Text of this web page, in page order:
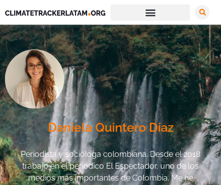
Daniela Quintero Díaz
Periodista y socióloga colombiana. Desde el 2018
trabajo en el periódico El Espectador, uno de los
medios más importantes de Colombia. Me he